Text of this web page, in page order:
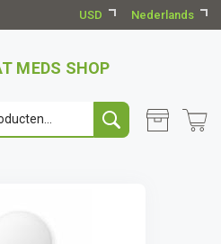
USD Nederlands
MEDS SHOP